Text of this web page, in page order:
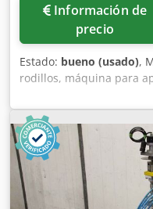
Información de
precio
Estado: bueno (usado),
rodillos, máquina para
instalación para
Alnjrf -Secado y
fabricación de lamas/
2950/800/1920 mm (alto) -